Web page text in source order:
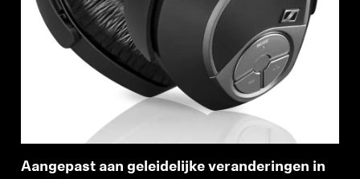
Aangepast aan geleidelijke veranderingen in